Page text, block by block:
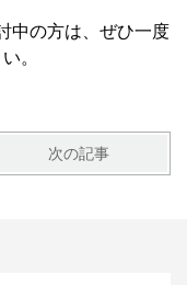
中の方は、ぜひ一度
。
次の記事